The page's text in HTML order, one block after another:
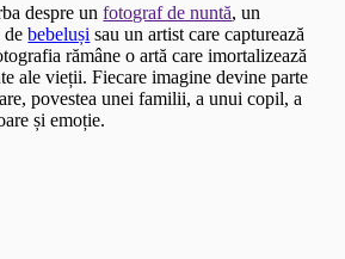
despre unfotograf de nuntă, un
debebeluși sau un artist care capturează
rămâne o artă care imortalizează
ale vieții. Fiecare imagine devine parte
povestea unei familii, a unui copil, a
și emoție.